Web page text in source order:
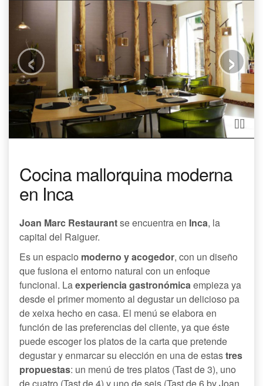
‹ ›
Cocina mallorquina moderna
en Inca
Joan Marc Restaurantse encuentra en Inca, la
capital del Raiguer.
Es un espacio moderno y acogedor, con un diseño
que fusiona el entorno natural con un enfoque
funcional. Laexperiencia gastronómicaempieza ya
desde el primer momento al degustar un delicioso pa
de xeixa hecho en casa. El menú se elabora en
función de las preferencias del cliente, ya que éste
puede escoger los platos de la carta que pretende
degustar y enmarcar su elección en una de estastres
propuestas: un menú de tres platos (Tast de 3), uno